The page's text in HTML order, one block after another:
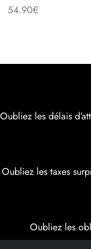
54.90€
Oubliez les délais
Oubliez les taxes
Oubliez les